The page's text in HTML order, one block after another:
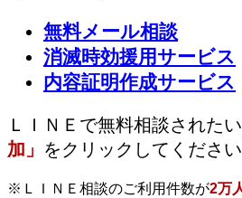
無料メール相談
消滅時効援用サービス
内容証明作成サービス
ＬＩＮＥで無料相談された
加」 をクリックしてください
※ＬＩＮＥ相談のご利用件数が2万